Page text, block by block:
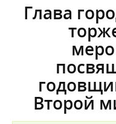
Глава
Второй